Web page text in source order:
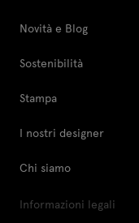
Novità e Blog
Sostenibilità
Stampa
I nostri designer
Chi siamo
Informazioni legali